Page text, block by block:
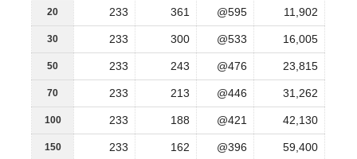
20 233 361 @595 11,902
30 233 300 @533 16,005
50 233 243 @476 23,815
70 233 213 @446 31,262
100 233 188 @421 42,130
150 233 162 @396 59,400